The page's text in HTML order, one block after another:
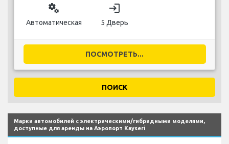
miscellaneous_services
Автоматическая
login
5 Дверь
ПОСМОТРЕТЬ...
ПОИСК
Марки автомобилей с электрическими/гибридными моделями,
доступные для аренды на Аэропорт Kayseri